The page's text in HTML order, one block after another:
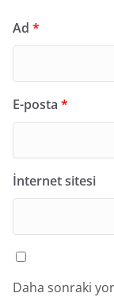
Ad *
E-posta *
İnternet sitesi
Daha sonraki